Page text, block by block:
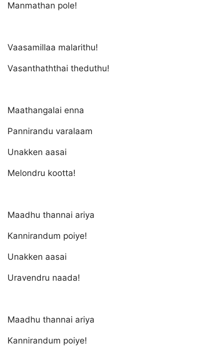
Manmathan pole!
Vaasamillaa malarithu!
Vasanthaththai theduthu!
Maathangalai enna
Pannirandu varalaam
Unakken aasai
Melondru kootta!
Maadhu thannai ariya
Kannirandum poiye!
Unakken aasai
Uravendru naada!
Maadhu thannai ariya
Kannirandum poiye!